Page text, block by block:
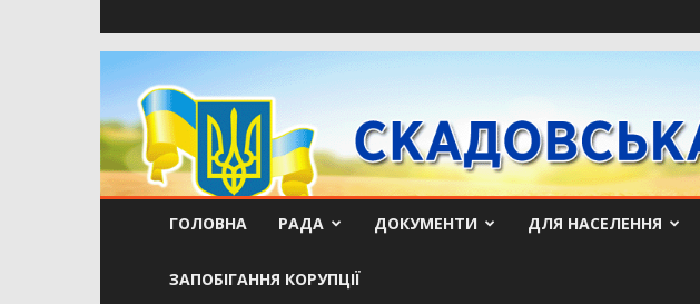
ГОЛОВНА РАДА ДОКУМЕНТИ ДЛЯ НАСЕЛЕННЯ
ЗАПОБІГАННЯ КОРУПЦІЇ